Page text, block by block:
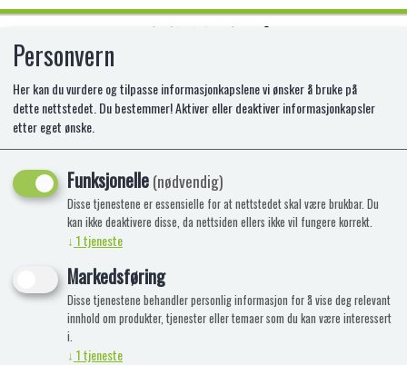
VASKEVOTT - UNICORN
100% Bomull
Personvern
Her kan du vurdere og tilpasse informasjonkapslene vi ønsker å bruke på
dette nettstedet. Du bestemmer! Aktiver eller deaktiver informasjonkapsler
etter eget ønske.
Funksjonelle(nødvendig)
Disse tjenestene er essensielle for at nettstedet skal være brukbar. Du
kan ikke deaktivere disse, da nettsiden ellers ikke vil fungere korrekt.
↓ 1tjeneste
Markedsføring
Disse tjenestene behandler personlig informasjon for å vise deg relevant
innhold om produkter, tjenester eller temaer som du kan være interessert
i.
↓ 1tjeneste